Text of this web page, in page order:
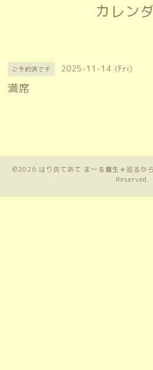
カレン
ご予約済です 2025-11-14 (Fri)
満席
©2026 はり灸てあて ま〜る養生＊巡るか
Reserved.